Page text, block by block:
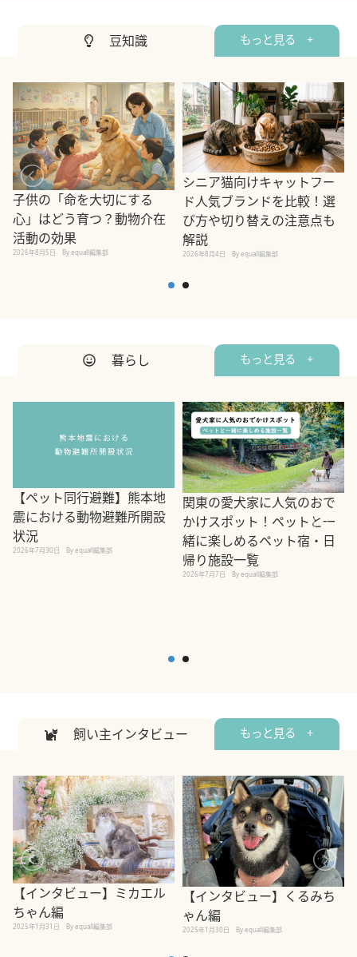
豆知識 もっと見る +
子供の「命を大切にする
心」はどう育つ？動物介在
活動の効果
2026年8月5日 By equall編集部
シニア猫向けキャットフー
ド人気ブランドを比較！選
び方や切り替えの注意点も
解説
2026年8月4日 By equall編集部
暮らし もっと見る +
【ペット同行避難】熊本地
震における動物避難所開設
状況
2026年7月30日 By equall編集部
関東の愛犬家に人気のおで
かけスポット！ペットと一
緒に楽しめるペット宿・日
帰り施設一覧
2026年7月7日 By equall編集部
飼い主インタビュー もっと見る +
【インタビュー】ミカエル
ちゃん編
2025年1月31日 By equall編集部
【インタビュー】くるみち
ゃん編
2025年1月30日 By equall編集部